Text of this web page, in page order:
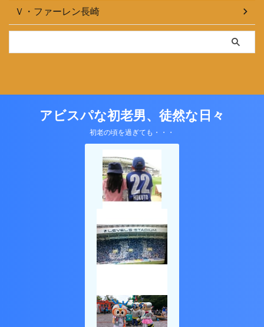
Ｖ・ファーレン長崎
アビスパな初老男、徒然な日々
初老の頃を過ぎても・・・